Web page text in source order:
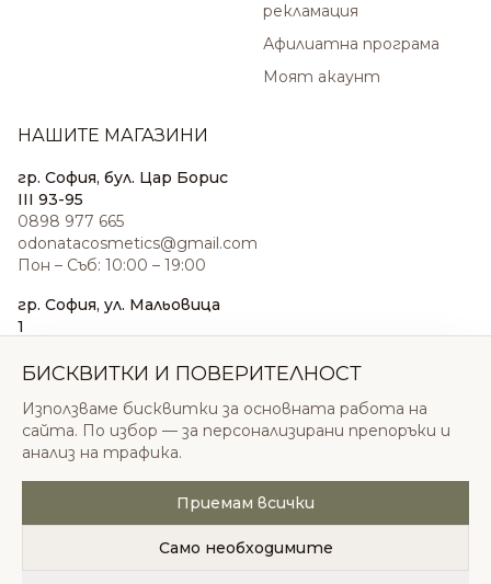
рекламация
Афилиатна програма
Моят акаунт
НАШИТЕ МАГАЗИНИ
гр. София, бул. Цар Борис
III 93-95
0898 977 665
odonatacosmetics@gmail.com
Пон – Съб: 10:00 – 19:00
гр. София, ул. Мальовица
1
sales@odonatacosmetics.com
Нед: 11:00 – 18:00
© 2026 Одоната Козметикс ООД. Всички права
запазени.
Политика за поверителностОбщи условия
БИСКВИТКИ И ПОВЕРИТЕЛНОСТ
Използваме бисквитки за основната работа на
сайта. По избор — за персонализирани препоръки и
анализ на трафика.
Приемам всички
Само необходимите